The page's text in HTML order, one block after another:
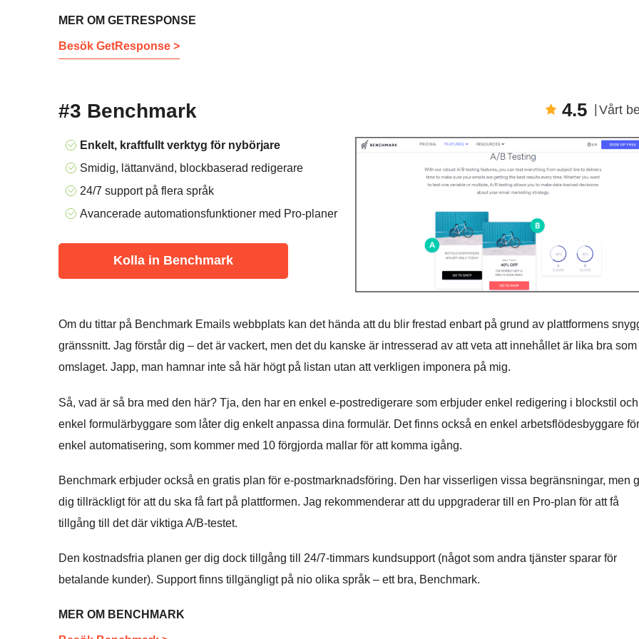
MER OM GETRESPONSE
Besök GetResponse >
#3 Benchmark 4.5 Vårt
Enkelt, kraftfullt verktyg för nybörjare
Smidig, lättanvänd, blockbaserad redigerare
24/7 support på flera språk
Avancerade automationsfunktioner med Pro-planer
Kolla in Benchmark
Om du tittar på Benchmark Emails webbplats kan det hända att du blir frestad enbart på grund av plattformens
gränssnitt. Jag förstår dig – det är vackert, men det du kanske är intresserad av att veta att innehållet är lika bra som
omslaget. Japp, man hamnar inte så här högt på listan utan att verkligen imponera på mig.
Så, vad är så bra med den här? Tja, den har en enkel e-postredigerare som erbjuder enkel redigering i blockstil
enkel formulärbyggare som låter dig enkelt anpassa dina formulär. Det finns också en enkel arbetsflödesbyggare för
enkel automatisering, som kommer med 10 förgjorda mallar för att komma igång.
Benchmark erbjuder också en gratis plan för e-postmarknadsföring. Den har visserligen vissa begränsningar, men
dig tillräckligt för att du ska få fart på plattformen. Jag rekommenderar att du uppgraderar till en Pro-plan för att få
tillgång till det där viktiga A/B-testet.
Den kostnadsfria planen ger dig dock tillgång till 24/7-timmars kundsupport (något som andra tjänster sparar för
betalande kunder). Support finns tillgängligt på nio olika språk – ett bra, Benchmark.
MER OM BENCHMARK